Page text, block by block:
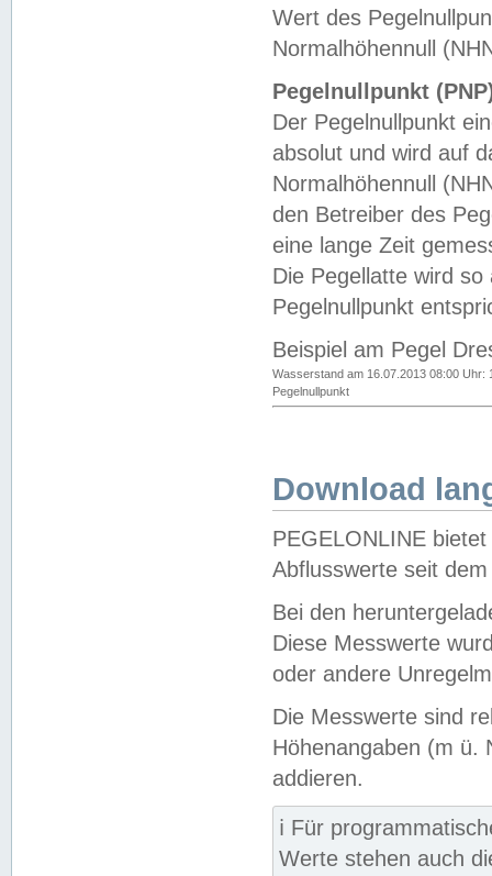
Wert des
Normalhöhennull
Pegelnullpunkt
Der Pegelnullpunkt
absolut und wird auf
Normalhöhennull
den Betreiber des
eine lange Zeit
Die Pegellatte wird
Pegelnullpunkt
Beispiel am Pegel
Wasserstand am 16.07.2013 08:00 Uhr:
Pegelnullpunkt
Download
PEGELONLINE
Abflusswerte seit
Bei den
Diese Messwerte
oder andere
Die Messwerte sind
Höhenangaben (m ü.
addieren.
ℹ️ Für
Werte stehen auch